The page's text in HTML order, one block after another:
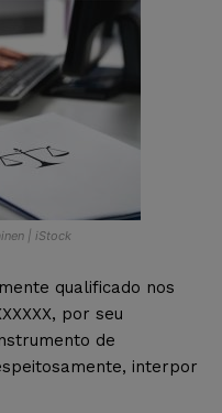
| iStock
qualificado nos
por seu
de
interpor